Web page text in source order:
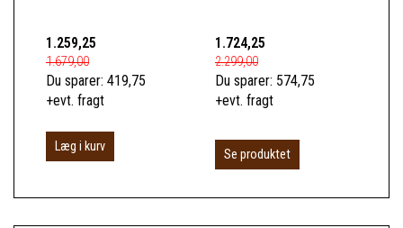
1.259,25
1.679,00
Du sparer: 419,75
+evt. fragt
Læg i kurv
1.724,25
2.299,00
Du sparer: 574,75
+evt. fragt
Se produktet